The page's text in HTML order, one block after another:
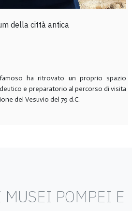
della città antica
ha ritrovato un proprio spazio
e preparatorio al percorso di visita
del Vesuvio del 79 d.C.
MUSEI POMPEI E